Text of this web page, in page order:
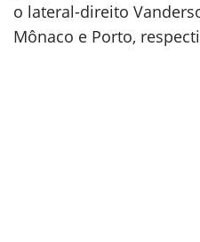
o lateral-direito
Mônaco e Porto,